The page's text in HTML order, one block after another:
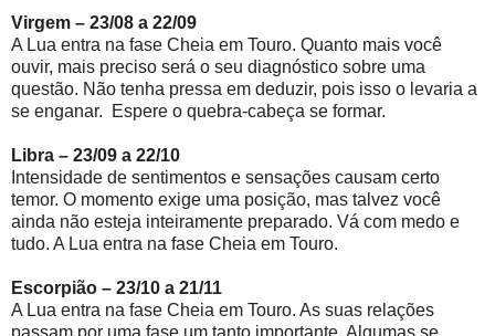
Virgem – 23/08 a 22/09
A Lua entra na fase Cheia em Touro. Quanto mais você
ouvir, mais preciso será o seu diagnóstico sobre uma
questão. Não tenha pressa em deduzir, pois isso o levaria a
se enganar. Espere o quebra-cabeça se formar.
Libra – 23/09 a 22/10
Intensidade de sentimentos e sensações causam certo
temor. O momento exige uma posição, mas talvez você
ainda não esteja inteiramente preparado. Vá com medo e
tudo. A Lua entra na fase Cheia em Touro.
Escorpião – 23/10 a 21/11
A Lua entra na fase Cheia em Touro. As suas relações
passam por uma fase um tanto importante. Algumas se